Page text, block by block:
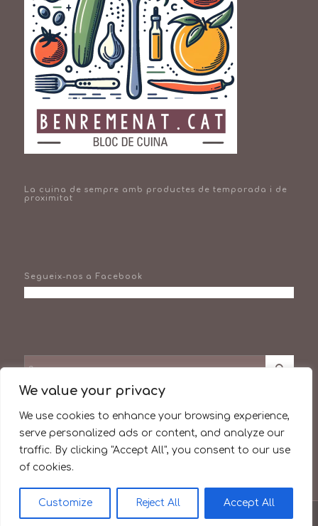
We value your privacy
We use cookies to enhance your browsing experience,
serve personalized ads or content, and analyze our
traffic. By clicking "Accept All", you consent to our use
of cookies.
Customize Reject All Accept All
La cuina de sempre amb productes de temporada i de
proximitat
Segueix-nos a Facebook
Facebook
Instagram
© Copyright -BenRemenat.cat-Enfold Theme by Kriesi